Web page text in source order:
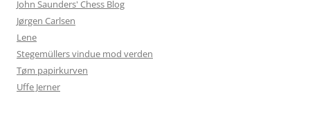
John Saunders' Chess Blog
Jørgen Carlsen
Lene
Stegemüllers vindue mod verden
Tøm papirkurven
Uffe Jerner